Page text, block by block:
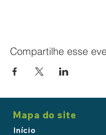
Compartilhe esse
Mapa do site
Início